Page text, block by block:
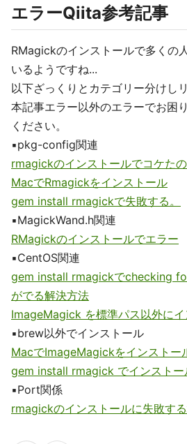
エラーQiita参考記事
RMagickのインストールで多くの
いるようですね...
以下ざっくりとカテゴリー分けし
本記事エラー以外のエラーでお困
ください。
▪️pkg-config関連
rmagickのインストールでコケた
MacでRmagickをインストール
gem install rmagickで失敗する。
▪️MagickWand.h関連
RMagickのインストールでエラー
▪️CentOS関連
gem install rmagickでchecking
がでる解決方法
ImageMagick を標準パス以外に
▪️brew以外でインストール
MacでImageMagickをインストー
gem install rmagick でインストー
▪️Port関係
rmagickのインストールに失敗す